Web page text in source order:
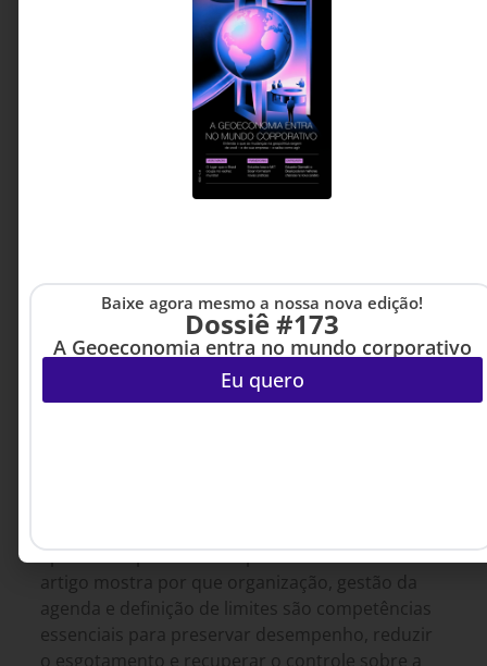
apenas um problema de produtividade. Este
artigo mostra por que organização, gestão da
agenda e definição de limites são competências
essenciais para preservar desempenho, reduzir
o esgotamento e recuperar o controle sobre a
Baixe agora mesmo a nossa nova edição!
Dossiê #173
A Geoeconomia entra no mundo corporativo
Eu quero